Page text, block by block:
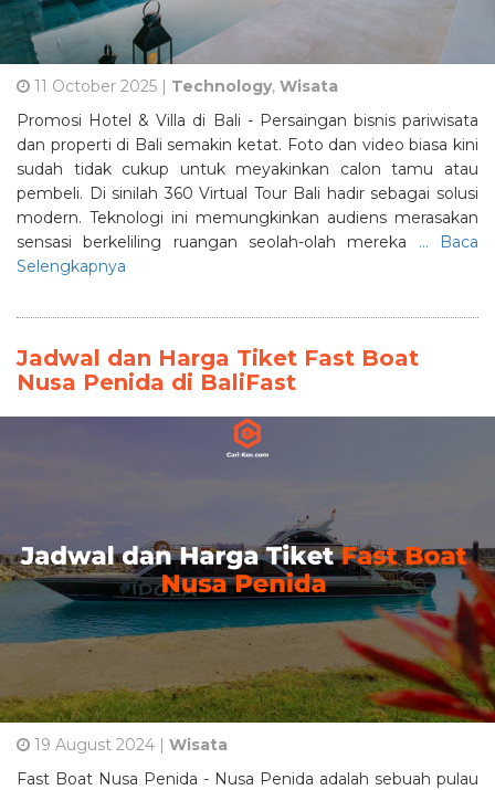
11 October 2025 | Technology, Wisata
Promosi Hotel & Villa di Bali - Persaingan bisnis pariwisata
dan properti di Bali semakin ketat. Foto dan video biasa kini
sudah tidak cukup untuk meyakinkan calon tamu atau
pembeli. Di sinilah 360 Virtual Tour Bali hadir sebagai solusi
modern. Teknologi ini memungkinkan audiens merasakan
sensasi berkeliling ruangan seolah-olah mereka ... Baca
Selengkapnya
Jadwal dan Harga Tiket Fast Boat
Nusa Penida di BaliFast
19 August 2024 | Wisata
Fast Boat Nusa Penida - Nusa Penida adalah sebuah pulau